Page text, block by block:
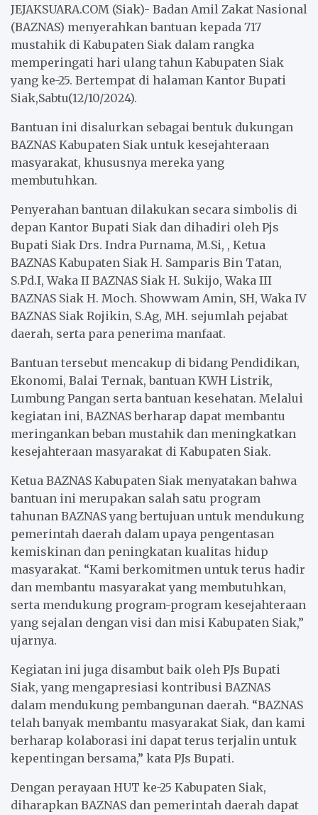
e
b
o
o
k
t
t
e
r
i
l
t
s
A
p
p
e
r
e
JEJAKSUARA.COM (Siak)- Badan Amil Zakat Nasional
(BAZNAS) menyerahkan bantuan kepada 717
mustahik di Kabupaten Siak dalam rangka
memperingati hari ulang tahun Kabupaten Siak
yang ke-25. Bertempat di halaman Kantor Bupati
Siak,Sabtu(12/10/2024).
Bantuan ini disalurkan sebagai bentuk dukungan
BAZNAS Kabupaten Siak untuk kesejahteraan
masyarakat, khususnya mereka yang
membutuhkan.
Penyerahan bantuan dilakukan secara simbolis di
depan Kantor Bupati Siak dan dihadiri oleh Pjs
Bupati Siak Drs. Indra Purnama, M.Si, , Ketua
BAZNAS Kabupaten Siak H. Samparis Bin Tatan,
S.Pd.I, Waka II BAZNAS Siak H. Sukijo, Waka III
BAZNAS Siak H. Moch. Showwam Amin, SH, Waka IV
BAZNAS Siak Rojikin, S.Ag, MH. sejumlah pejabat
daerah, serta para penerima manfaat.
Bantuan tersebut mencakup di bidang Pendidikan,
Ekonomi, Balai Ternak, bantuan KWH Listrik,
Lumbung Pangan serta bantuan kesehatan. Melalui
kegiatan ini, BAZNAS berharap dapat membantu
meringankan beban mustahik dan meningkatkan
kesejahteraan masyarakat di Kabupaten Siak.
Ketua BAZNAS Kabupaten Siak menyatakan bahwa
bantuan ini merupakan salah satu program
tahunan BAZNAS yang bertujuan untuk mendukung
pemerintah daerah dalam upaya pengentasan
kemiskinan dan peningkatan kualitas hidup
masyarakat. “Kami berkomitmen untuk terus hadir
dan membantu masyarakat yang membutuhkan,
serta mendukung program-program kesejahteraan
yang sejalan dengan visi dan misi Kabupaten Siak,”
ujarnya.
Kegiatan ini juga disambut baik oleh PJs Bupati
Siak, yang mengapresiasi kontribusi BAZNAS
dalam mendukung pembangunan daerah. “BAZNAS
telah banyak membantu masyarakat Siak, dan kami
berharap kolaborasi ini dapat terus terjalin untuk
kepentingan bersama,” kata PJs Bupati.
Dengan perayaan HUT ke-25 Kabupaten Siak,
diharapkan BAZNAS dan pemerintah daerah dapat